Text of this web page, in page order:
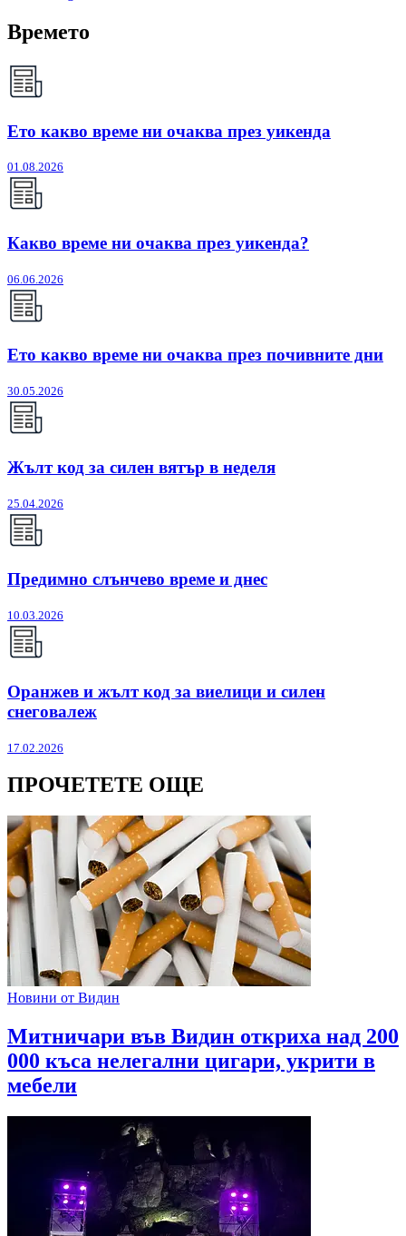
Времето
Ето какво време ни очаква през уикенда
01.08.2026
Какво време ни очаква през уикенда?
06.06.2026
Ето какво време ни очаква през почивните дни
30.05.2026
Жълт код за силен вятър в неделя
25.04.2026
Предимно слънчево време и днес
10.03.2026
Оранжев и жълт код за виелици и силен
снеговалеж
17.02.2026
ПРОЧЕТЕТЕ ОЩЕ
Новини от Видин
Митничари във Видин откриха над 200
000 къса нелегални цигари, укрити в
мебели